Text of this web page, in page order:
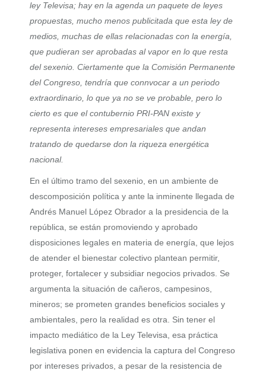
ley Televisa; hay en la agenda un paquete de leyes
propuestas, mucho menos publicitada que esta ley de
medios, muchas de ellas relacionadas con la energía,
que pudieran ser aprobadas al vapor en lo que resta
del sexenio. Ciertamente que la Comisión Permanente
del Congreso, tendría que connvocar a un periodo
extraordinario, lo que ya no se ve probable, pero lo
cierto es que el contubernio PRI-PAN existe y
representa intereses empresariales que andan
tratando de quedarse don la riqueza energética
nacional.
En el último tramo del sexenio, en un ambiente de
descomposición política y ante la inminente llegada de
Andrés Manuel López Obrador a la presidencia de la
república, se están promoviendo y aprobado
disposiciones legales en materia de energía, que lejos
de atender el bienestar colectivo plantean permitir,
proteger, fortalecer y subsidiar negocios privados. Se
argumenta la situación de cañeros, campesinos,
mineros; se prometen grandes beneficios sociales y
ambientales, pero la realidad es otra. Sin tener el
impacto mediático de la Ley Televisa, esa práctica
legislativa ponen en evidencia la captura del Congreso
por intereses privados, a pesar de la resistencia de